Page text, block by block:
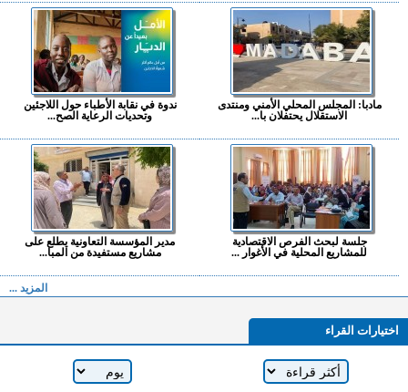
مادبا: المجلس المحلي الأمني ومنتدى
الاستقلال يحتفلان با...
ندوة في نقابة الأطباء حول اللاجئين
وتحديات الرعاية الصح...
جلسة لبحث الفرص الاقتصادية
للمشاريع المحلية في الأغوار ...
مدير المؤسسة التعاونية يطلع على
مشاريع مستفيدة من المبا...
المزيد ...
اختيارات القراء